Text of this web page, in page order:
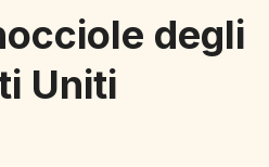
degli
Uniti